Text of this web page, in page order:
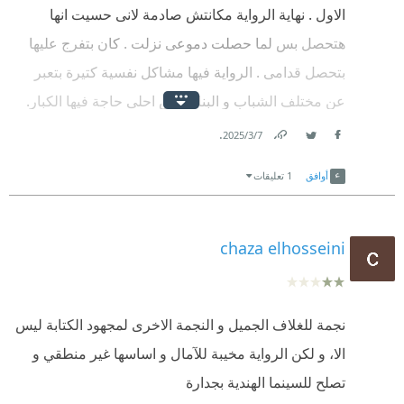
تدهشني..
هو هينجح في انها ممكن تكون جزء تاني للفيلم بس ع
الورق رواية تتقرا مرة وحده بس مش اكتر .. مشي زي
هيبتا ابدا ..
الاول . نهاية الرواية مكانتش صادمة لانى حسيت انها
هتحصل بس لما حصلت دموعى نزلت . كان بتفرج عليها
بتحصل قدامى . الرواية فيها مشاكل نفسية كتيرة بتعبر
عن مختلف الشباب و البنات بس احلى حاجة فيها الكبار.
وجود الكبار فى القصة و تصرفاتهم حتى لو اختلفنا عليها
7‏/3‏/2025
.
أوافق 1 تعليقات
chaza elhosseini
نجمة للغلاف الجميل و النجمة الاخرى لمجهود الكتابة ليس
الا، و لكن الرواية مخيبة للآمال و اساسها غير منطقي و
تصلح للسينما الهندية بجدارة